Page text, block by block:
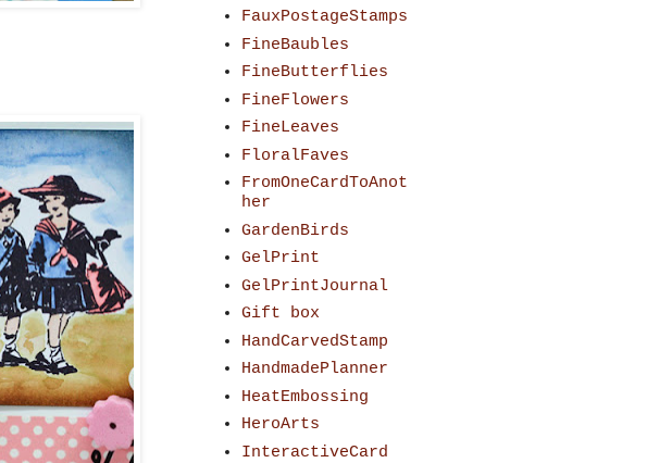
FauxPostageStamps
FineBaubles
FineButterflies
FineFlowers
FineLeaves
FloralFaves
FromOneCardToAnot
her
GardenBirds
GelPrint
GelPrintJournal
Gift box
HandCarvedStamp
HandmadePlanner
HeatEmbossing
HeroArts
InteractiveCard